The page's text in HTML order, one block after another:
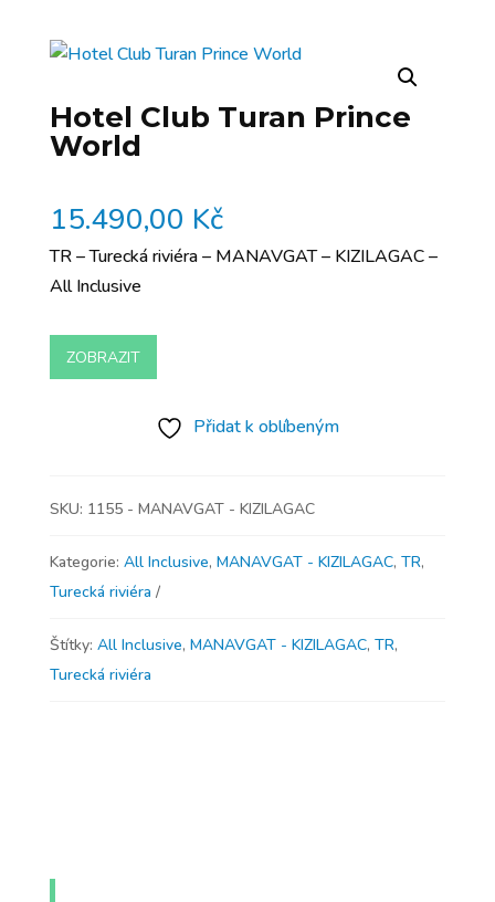
Hotel Club Turan Prince
World
15.490,00 Kč
TR – Turecká riviéra – MANAVGAT – KIZILAGAC –
All Inclusive
ZOBRAZIT
Přidat k oblíbeným
SKU: 1155 - MANAVGAT - KIZILAGAC
Kategorie: All Inclusive, MANAVGAT - KIZILAGAC, TR,
Turecká riviéra
Štítky: All Inclusive, MANAVGAT - KIZILAGAC, TR,
Turecká riviéra